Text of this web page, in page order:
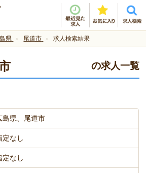
県 尾道市 求人検索結果
の求人一覧
島県、尾道市
定なし
定なし